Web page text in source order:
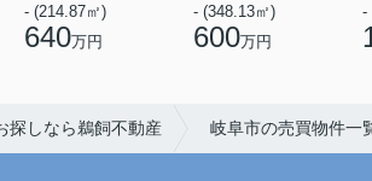
- (214.87㎡)
640万円
- (348.13㎡)
600万円
-
探しなら鵜飼不動産 岐阜市の売買物件一